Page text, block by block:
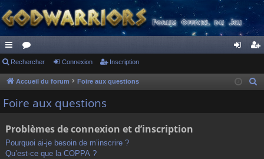
ac
co
ur
s
or
u ne cri
Rechercher Connexion Inscription
Accueil du forum Foire aux questions
Foire aux questions
Problèmes de connexion et d’inscription
Pourquoi ai-je besoin de m’inscrire ?
Qu’est-ce que la COPPA ?